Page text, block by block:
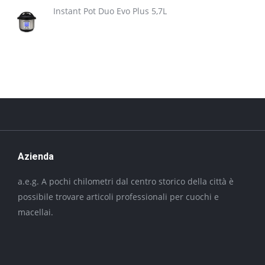
Instant Pot Duo Evo Plus 5,7L
Azienda
a.e.g. A pochi chilometri dal centro storico della città è
possibile trovare articoli professionali per cuochi e
macellai.